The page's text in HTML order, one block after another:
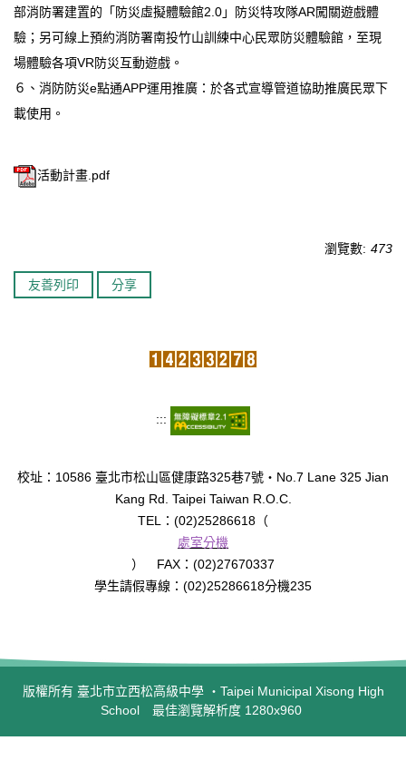
部消防署建置的「防災虛擬體驗館2.0」防災特攻隊AR闖關遊戲體
驗；另可線上預約消防署南投竹山訓練中心民眾防災體驗館，至現
場體驗各項VR防災互動遊戲。
６、消防防災e點通APP運用推廣：於各式宣導管道協助推廣民眾下
載使用。
活動計畫.pdf
瀏覽數: 473
友善列印 分享
:::
校址：10586 臺北市松山區健康路325巷7號‧No.7 Lane 325 Jian
Kang Rd. Taipei Taiwan R.O.C.
TEL：(02)25286618（
處室分機
） FAX：(02)27670337
學生請假專線：(02)25286618分機235
版權所有 臺北市立西松高級中學 ‧Taipei Municipal Xisong High
School 最佳瀏覽解析度 1280x960